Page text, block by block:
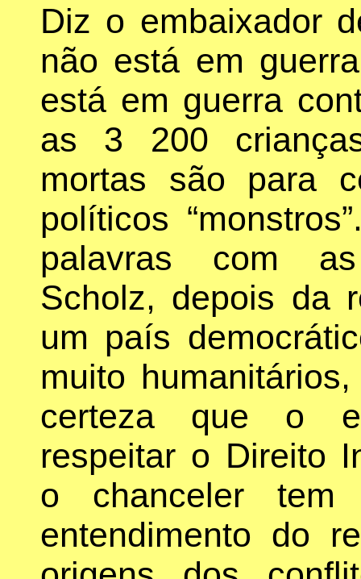
Diz o embaixador
não está em
está em guerra
as 3 200
mortas são para
políticos
palavras com
Scholz, depois da
um país
muito
certeza que o
respeitar o Direito
o chanceler tem
entendimento do